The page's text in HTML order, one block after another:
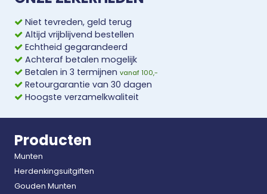
Niet tevreden, geld terug
Altijd vrijblijvend bestellen
Echtheid gegarandeerd
Achteraf betalen mogelijk
Betalen in 3 termijnen vanaf 100,-
Retourgarantie van 30 dagen
Hoogste verzamelkwaliteit
Producten
Munten
Herdenkingsuitgiften
Gouden Munten